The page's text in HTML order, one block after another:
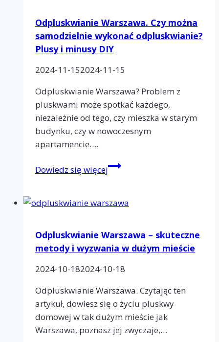
zwalczania
szkodników
Odpluskwianie Warszawa. Czy można
samodzielnie wykonać odpluskwianie?
Plusy i minusy DIY
2024-11-152024-11-15
Odpluskwianie Warszawa? Problem z
pluskwami może spotkać każdego,
niezależnie od tego, czy mieszka w starym
budynku, czy w nowoczesnym
apartamencie….
Dowiedz się więcejOdpluskwianie
można
wykonać
odpluskwianie?
i
DIY
Odpluskwianie Warszawa – skuteczne
metody i wyzwania w dużym mieście
2024-10-182024-10-18
Odpluskwianie Warszawa. Czytając ten
artykuł, dowiesz się o życiu pluskwy
domowej w tak dużym mieście jak
Warszawa, poznasz jej zwyczaje,…